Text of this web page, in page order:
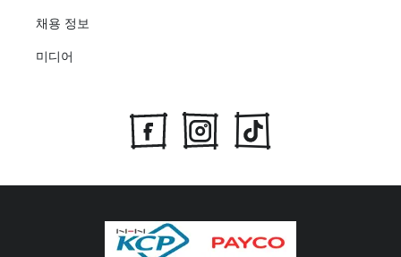
채용 정보
미디어